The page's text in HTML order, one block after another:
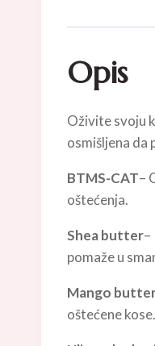
Opis
Oživite svoju
osmišljena da
BTMS-CAT–
oštećenja.
Shea butter–
pomaže u
Mango
oštećene kose.